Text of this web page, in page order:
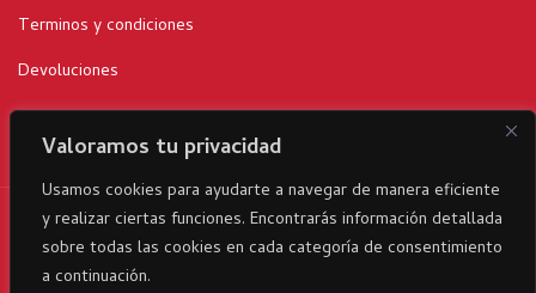
Valoramos tu privacidad
Usamos cookies para ayudarte a navegar de manera eficiente
y realizar ciertas funciones. Encontrarás información detallada
sobre todas las cookies en cada categoría de consentimiento
a continuación.
Terminos y condiciones
Devoluciones
RicaItalia es una marca registrada© 2024 parte del Grupo
Corporativo23 . Todos los derechos reservados